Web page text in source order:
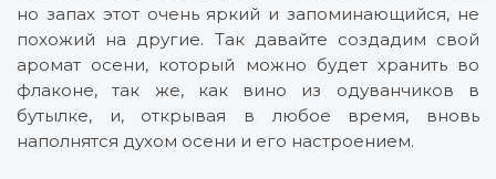
но запах этот очень яркий и запоминающийся, не
похожий на другие. Так давайте создадим свой
аромат осени, который можно будет хранить во
флаконе, так же, как вино из одуванчиков в
бутылке, и, открывая в любое время, вновь
наполнятся духом осени и его настроением.